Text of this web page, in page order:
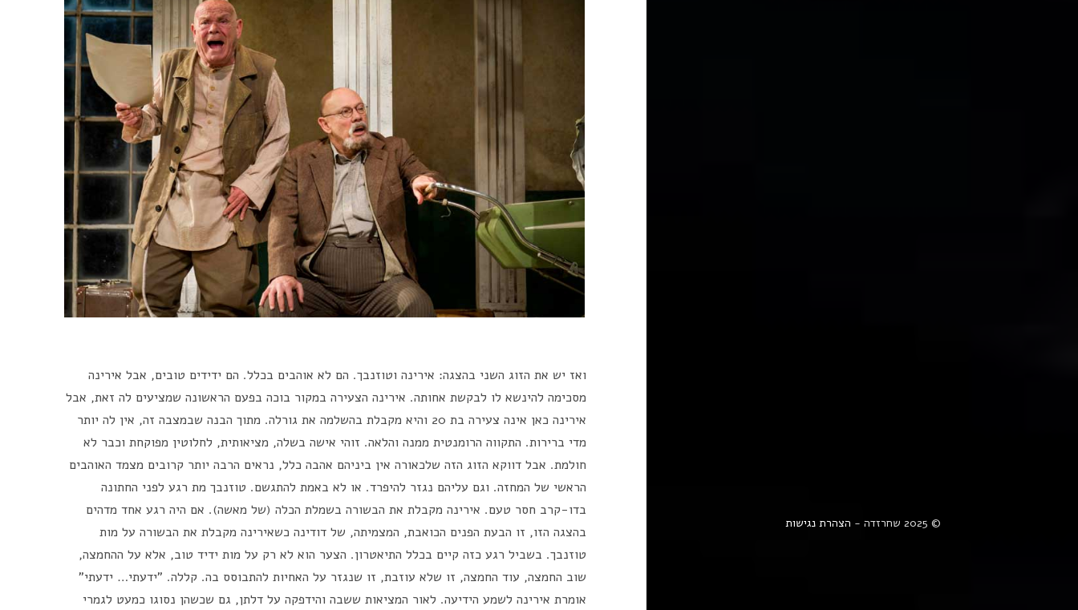
© 2025 שחרזדה - הצהרת נגישות
ואז יש את הזוג השני בהצגה: אירינה וטוזנבך. הם לא אוהבים בכלל. הם ידידים טובים, אבל אירינה
מסכימה להינשא לו לבקשת אחותה. אירינה הצעירה במקור בוכה בפעם הראשונה שמציעים לה זאת, אבל
אירינה כאן אינה צעירה בת 20 והיא מקבלת בהשלמה את גורלה. מתוך הבנה שבמצבה זה, אין לה יותר
מדי ברירות. התקווה הרומנטית ממנה והלאה. זוהי אישה בשלה, מציאותית, לחלוטין מפוקחת וכבר לא
חולמת. אבל דווקא הזוג הזה שלכאורה אין ביניהם אהבה כלל, נראים הרבה יותר קרובים מצמד האוהבים
הראשי של המחזה. וגם עליהם נגזר להיפרד. או לא באמת להתגשם. טוזנבך מת רגע לפני החתונה
בדו-קרב חסר טעם. אירינה מקבלת את הבשורה בשמלת הכלה (של מאשה). אם היה רגע אחד מדהים
בהצגה הזו, זו הבעת הפנים הכואבת, המצמיתה, של דודינה כשאירינה מקבלת את הבשורה על מות
טוזנבך. בשביל רגע כזה קיים בכלל התיאטרון. הצער הוא לא רק על מות ידיד טוב, אלא על ההחמצה,
שוב החמצה, עוד החמצה, זו שלא עוזבת, זו שנגזר על האחיות להתבוסס בה. קללה. "ידעתי… ידעתי"
אומרת אירינה לשמע הידיעה. לאור המציאות ששבה והידפקה על דלתן, גם שכשהן נסוגו כמעט לגמרי